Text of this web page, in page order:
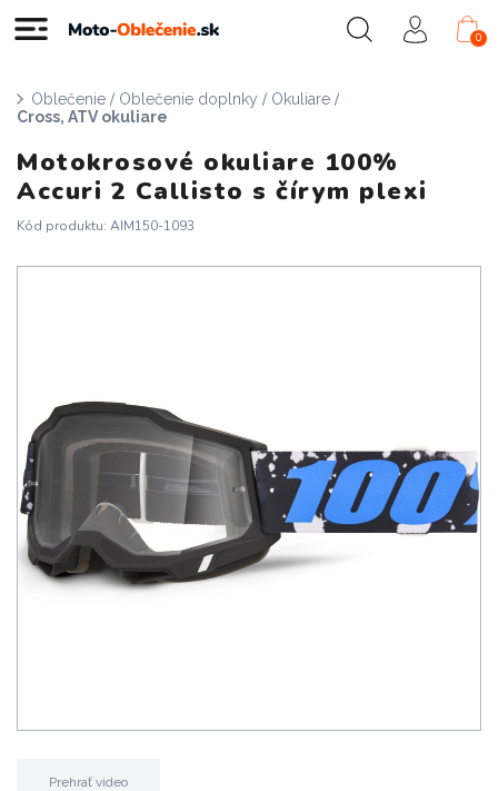
0
Oblečenie / Oblečenie doplnky / Okuliare /
Cross, ATV okuliare
Motokrosové okuliare 100%
Accuri 2 Callisto s čírym plexi
Kód produktu: AIM150-1093
Prehrať video